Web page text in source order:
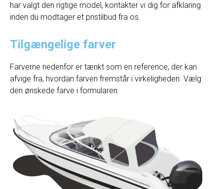
har valgt den rigtige model, kontakter vi dig for afklaring
inden du modtager et pristilbud fra os.
Tilgængelige farver
Farverne nedenfor er tænkt som en reference, der kan
afvige fra, hvordan farven fremstår i virkeligheden. Vælg
den ønskede farve i formularen.